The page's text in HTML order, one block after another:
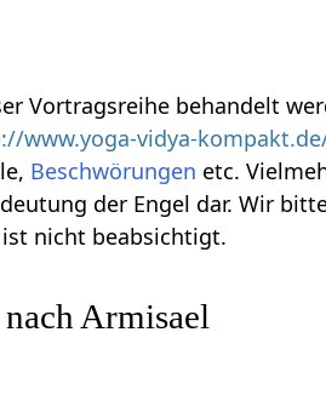
Vortragsreihe behandelt
www.yoga-vidya-
Beschwörungen etc.
der Engel dar. Wir
nicht beabsichtigt.
Armisael